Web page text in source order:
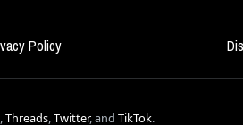
Policy
,Threads,Twitter, and TikTok.